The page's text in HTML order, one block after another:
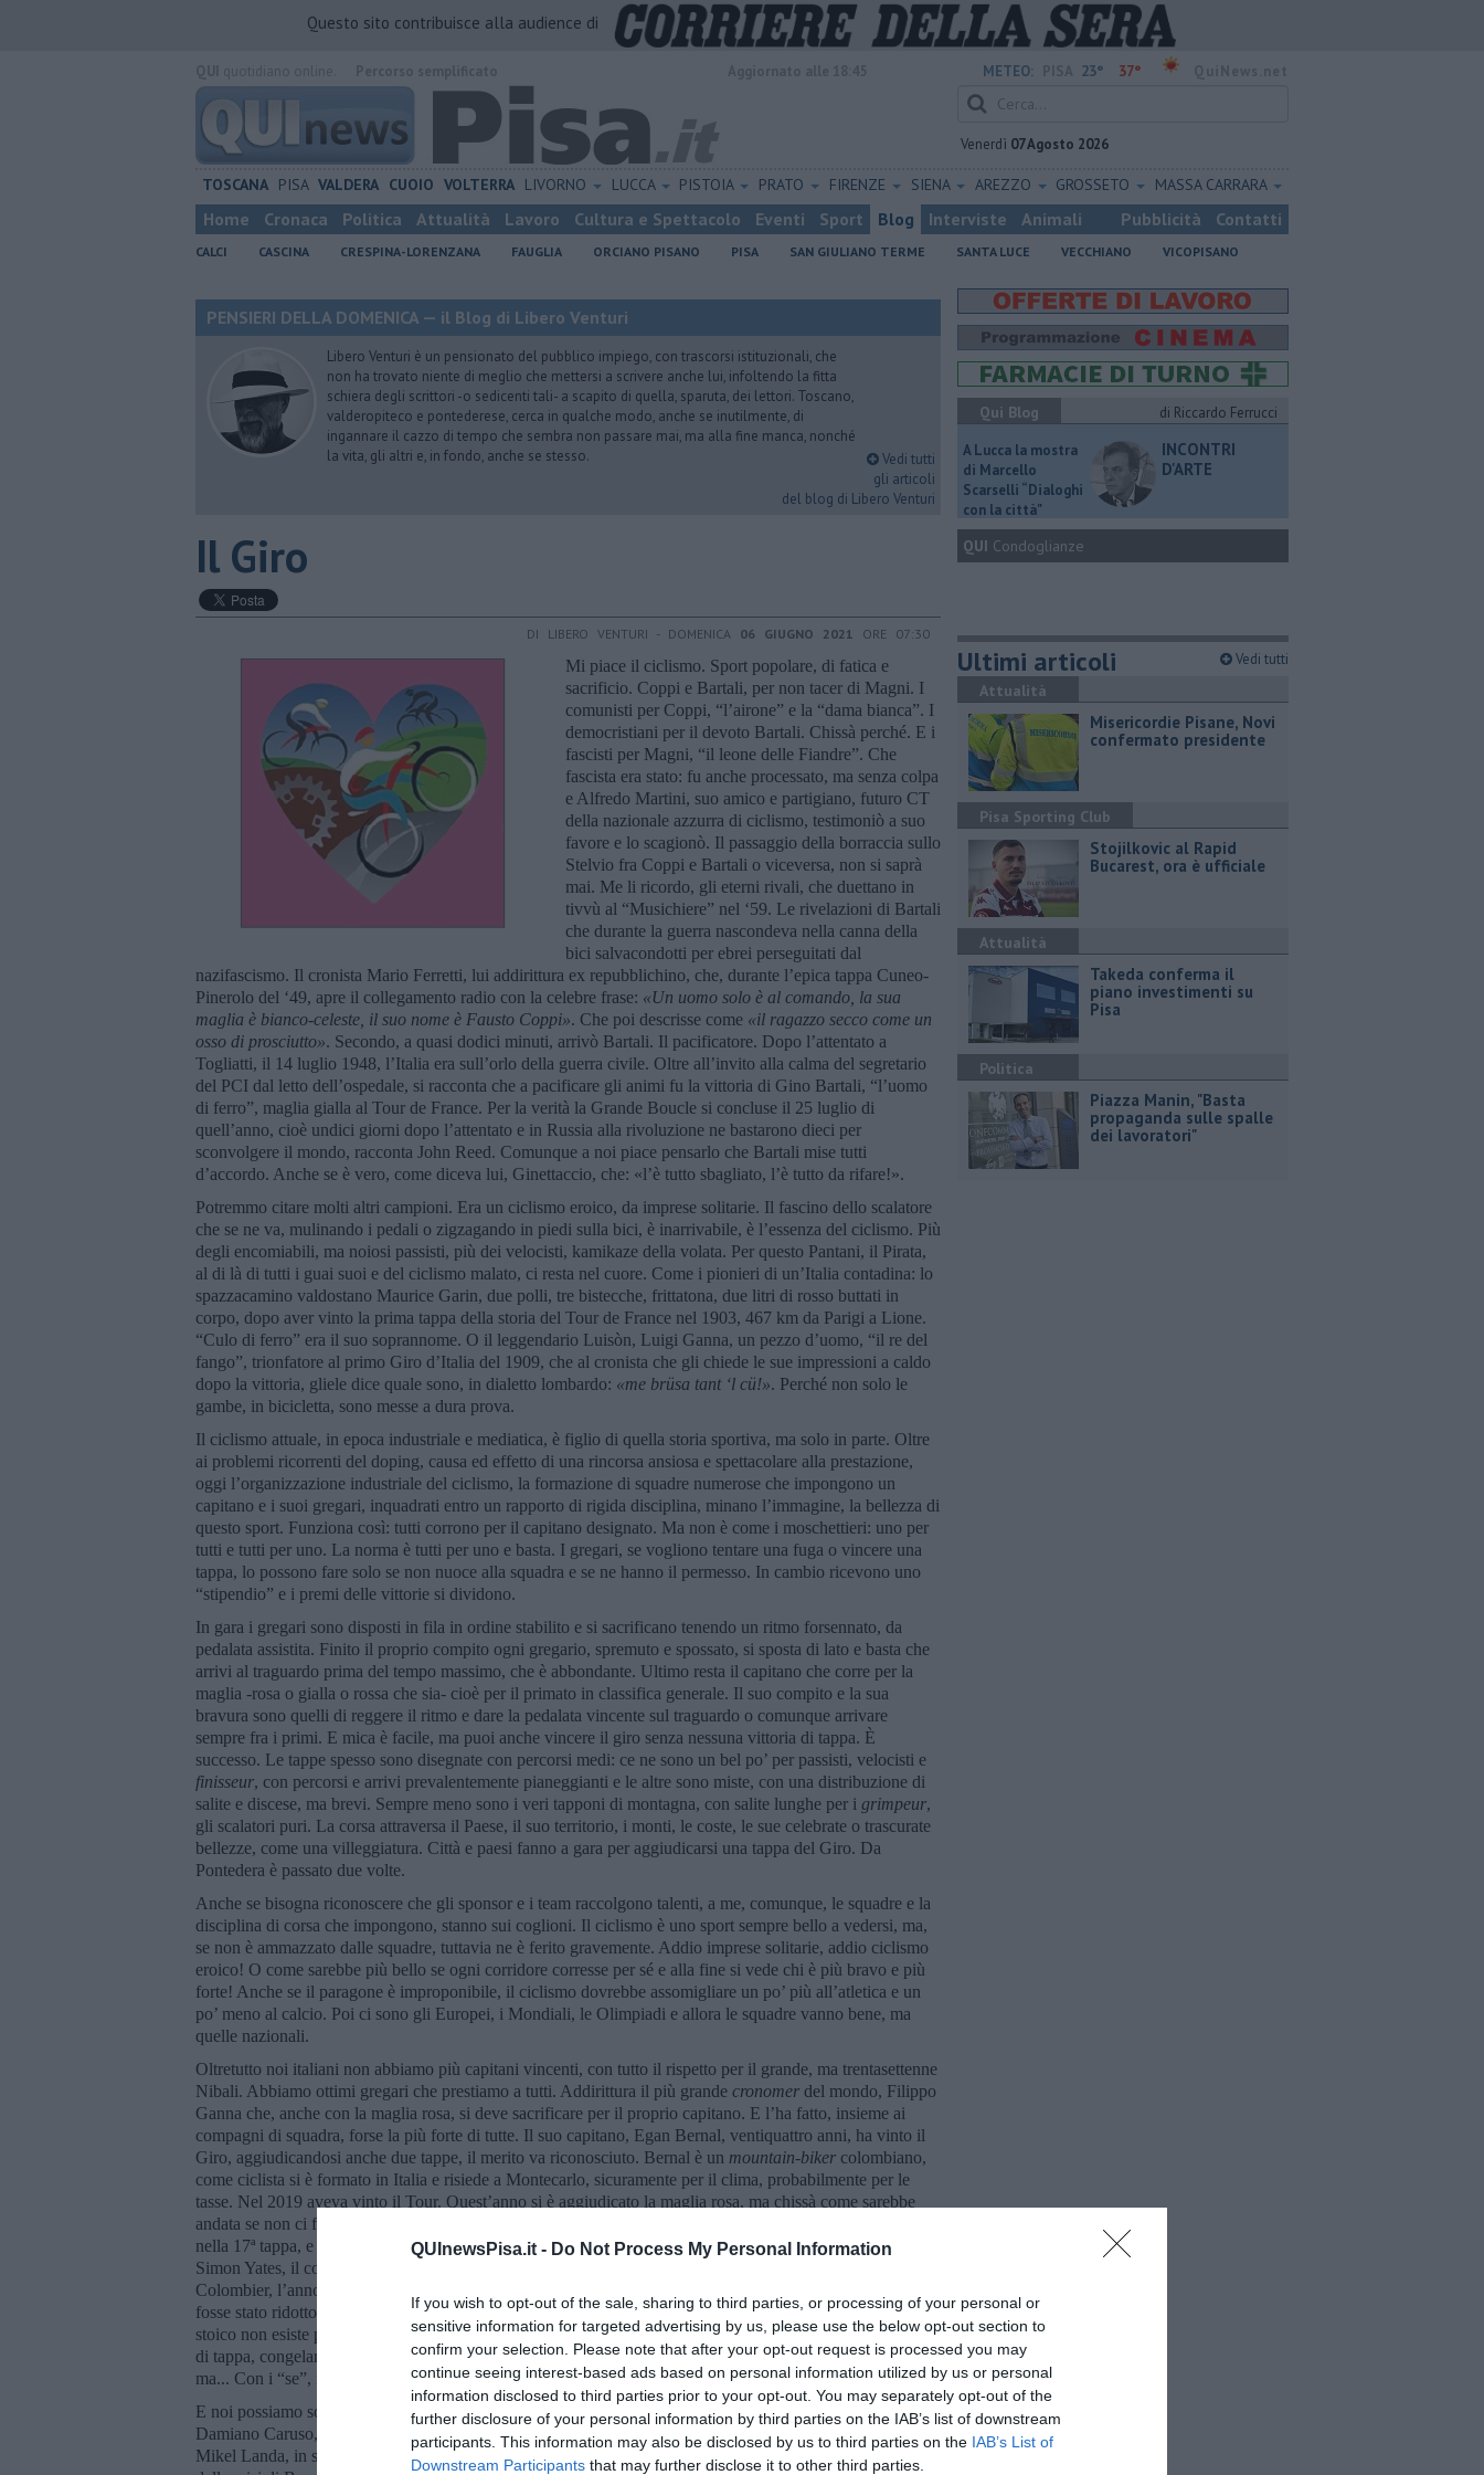
QUInewsPisa.it - Do Not Process My Personal Information
If you wish to opt-out of the sale, sharing to third parties, or processing of your personal or
sensitive information for targeted advertising by us, please use the below opt-out section to
confirm your selection. Please note that after your opt-out request is processed you may
continue seeing interest-based ads based on personal information utilized by us or personal
information disclosed to third parties prior to your opt-out. You may separately opt-out of the
further disclosure of your personal information by third parties on the IAB’s list of downstream
participants. This information may also be disclosed by us to third parties on the IAB’s List of
Downstream Participants that may further disclose it to other third parties.
Questo sito contribuisce alla audience di
METEO: 23° 37°
Venerdì 07 Agosto 2026
TOSCANA PISA VALDERA CUOIO VOLTERRA LIVORNO LUCCA PISTOIA PRATO FIRENZE SIENA AREZZO GROSSETO MASSA CARRARA
Home Cronaca Politica Attualità Lavoro Cultura e Spettacolo Eventi Sport Blog Interviste Animali Pubblicità Contatti
CALCI CASCINA CRESPINA-LORENZANA FAUGLIA ORCIANO PISANO PISA SAN GIULIANO TERME SANTA LUCE VECCHIANO VICOPISANO
PENSIERI DELLA DOMENICA — il Blog di Libero Venturi
Libero Venturi è un pensionato del pubblico impiego, con trascorsi istituzionali, che
non ha trovato niente di meglio che mettersi a scrivere anche lui, infoltendo la fitta
schiera degli scrittori -o sedicenti tali- a scapito di quella, sparuta, dei lettori. Toscano,
valderopiteco e pontederese, cerca in qualche modo, anche se inutilmente, di
ingannare il cazzo di tempo che sembra non passare mai, ma alla fine manca, nonché
la vita, gli altri e, in fondo, anche se stesso.
Vedi tutti
gli articoli
del blog di Libero Venturi
​Il Giro
DI LIBERO VENTURI - DOMENICA 06 GIUGNO 2021 ORE 07:30
Mi piace il ciclismo. Sport popolare, di fatica e
sacrificio. Coppi e Bartali, per non tacer di Magni. I
comunisti per Coppi, “l’airone” e la “dama bianca”. I
democristiani per il devoto Bartali. Chissà perché. E i
fascisti per Magni, “il leone delle Fiandre”. Che
fascista era stato: fu anche processato, ma senza colpa
e Alfredo Martini, suo amico e partigiano, futuro CT
della nazionale azzurra di ciclismo, testimoniò a suo
favore e lo scagionò. Il passaggio della borraccia sullo
Stelvio fra Coppi e Bartali o viceversa, non si saprà
mai. Me li ricordo, gli eterni rivali, che duettano in
tivvù al “Musichiere” nel ‘59. Le rivelazioni di Bartali
che durante la guerra nascondeva nella canna della
bici salvacondotti per ebrei perseguitati dal
nazifascismo. Il cronista Mario Ferretti, lui addirittura ex repubblichino, che, durante l’epica tappa Cuneo-
Pinerolo del ‘49, apre il collegamento radio con la celebre frase: «Un uomo solo è al comando, la sua
maglia è bianco-celeste, il suo nome è Fausto Coppi». Che poi descrisse come «il ragazzo secco come un
osso di prosciutto». Secondo, a quasi dodici minuti, arrivò Bartali. Il pacificatore. Dopo l’attentato a
Togliatti, il 14 luglio 1948, l’Italia era sull’orlo della guerra civile. Oltre all’invito alla calma del segretario
del PCI dal letto dell’ospedale, si racconta che a pacificare gli animi fu la vittoria di Gino Bartali, “l’uomo
di ferro”, maglia gialla al Tour de France. Per la verità la Grande Boucle si concluse il 25 luglio di
quell’anno, cioè undici giorni dopo l’attentato e in Russia alla rivoluzione ne bastarono dieci per
sconvolgere il mondo, racconta John Reed. Comunque a noi piace pensarlo che Bartali mise tutti
d’accordo. Anche se è vero, come diceva lui, Ginettaccio, che: «l’è tutto sbagliato, l’è tutto da rifare!».
Potremmo citare molti altri campioni. Era un ciclismo eroico, da imprese solitarie. Il fascino dello scalatore
che se ne va, mulinando i pedali o zigzagando in piedi sulla bici, è inarrivabile, è l’essenza del ciclismo. Più
degli encomiabili, ma noiosi passisti, più dei velocisti, kamikaze della volata. Per questo Pantani, il Pirata,
al di là di tutti i guai suoi e del ciclismo malato, ci resta nel cuore. Come i pionieri di un’Italia contadina: lo
spazzacamino valdostano Maurice Garin, due polli, tre bistecche, frittatona, due litri di rosso buttati in
corpo, dopo aver vinto la prima tappa della storia del Tour de France nel 1903, 467 km da Parigi a Lione.
“Culo di ferro” era il suo soprannome. O il leggendario Luisòn, Luigi Ganna, un pezzo d’uomo, “il re del
fango”, trionfatore al primo Giro d’Italia del 1909, che al cronista che gli chiede le sue impressioni a caldo
dopo la vittoria, gliele dice quale sono, in dialetto lombardo: «me brüsa tant ‘l cü!». Perché non solo le
gambe, in bicicletta, sono messe a dura prova.
Il ciclismo attuale, in epoca industriale e mediatica, è figlio di quella storia sportiva, ma solo in parte. Oltre
ai problemi ricorrenti del doping, causa ed effetto di una rincorsa ansiosa e spettacolare alla prestazione,
oggi l’organizzazione industriale del ciclismo, la formazione di squadre numerose che impongono un
capitano e i suoi gregari, inquadrati entro un rapporto di rigida disciplina, minano l’immagine, la bellezza di
questo sport. Funziona così: tutti corrono per il capitano designato. Ma non è come i moschettieri: uno per
tutti e tutti per uno. La norma è tutti per uno e basta. I gregari, se vogliono tentare una fuga o vincere una
tappa, lo possono fare solo se non nuoce alla squadra e se ne hanno il permesso. In cambio ricevono uno
“stipendio” e i premi delle vittorie si dividono.
In gara i gregari sono disposti in fila in ordine stabilito e si sacrificano tenendo un ritmo forsennato, da
pedalata assistita. Finito il proprio compito ogni gregario, spremuto e spossato, si sposta di lato e basta che
arrivi al traguardo prima del tempo massimo, che è abbondante. Ultimo resta il capitano che corre per la
maglia -rosa o gialla o rossa che sia- cioè per il primato in classifica generale. Il suo compito e la sua
bravura sono quelli di reggere il ritmo e dare la pedalata vincente sul traguardo o comunque arrivare
sempre fra i primi. E mica è facile, ma puoi anche vincere il giro senza nessuna vittoria di tappa. È
successo. Le tappe spesso sono disegnate con percorsi medi: ce ne sono un bel po’ per passisti, velocisti e
finisseur, con percorsi e arrivi prevalentemente pianeggianti e le altre sono miste, con una distribuzione di
salite e discese, ma brevi. Sempre meno sono i veri tapponi di montagna, con salite lunghe per i grimpeur,
gli scalatori puri. La corsa attraversa il Paese, il suo territorio, i monti, le coste, le sue celebrate o trascurate
bellezze, come una villeggiatura. Città e paesi fanno a gara per aggiudicarsi una tappa del Giro. Da
Pontedera è passato due volte.
Anche se bisogna riconoscere che gli sponsor e i team raccolgono talenti, a me, comunque, le squadre e la
disciplina di corsa che impongono, stanno sui coglioni. Il ciclismo è uno sport sempre bello a vedersi, ma,
se non è ammazzato dalle squadre, tuttavia ne è ferito gravemente. Addio imprese solitarie, addio ciclismo
eroico! O come sarebbe più bello se ogni corridore corresse per sé e alla fine si vede chi è più bravo e più
forte! Anche se il paragone è improponibile, il ciclismo dovrebbe assomigliare un po’ più all’atletica e un
po’ meno al calcio. Poi ci sono gli Europei, i Mondiali, le Olimpiadi e allora le squadre vanno bene, ma
quelle nazionali.
Oltretutto noi italiani non abbiamo più capitani vincenti, con tutto il rispetto per il grande, ma trentasettenne
Nibali. Abbiamo ottimi gregari che prestiamo a tutti. Addirittura il più grande cronomer del mondo, Filippo
Ganna che, anche con la maglia rosa, si deve sacrificare per il proprio capitano. E l’ha fatto, insieme ai
compagni di squadra, forse la più forte di tutte. Il suo capitano, Egan Bernal, ventiquattro anni, ha vinto il
Giro, aggiudicandosi anche due tappe, il merito va riconosciuto. Bernal è un mountain-biker colombiano,
come ciclista si è formato in Italia e risiede a Montecarlo, sicuramente per il clima, probabilmente per le
tasse. Nel 2019 aveva vinto il Tour. Quest’anno si è aggiudicato la maglia rosa, ma chissà come sarebbe
andata se non ci fosse stato Dani Martinez, il suo ultimo, fido gregario, a spronarlo con il pugno alzato,
nella 17ª tappa, e “tirarlo” lungo la salita di Sega di Ala, quando, per stare dietro allo scatto del britannico
Simon Yates, il colombiano era andato in crisi nera. Gli era già successo al Tour sul Puy Mary e sul Grand
Colombier, l’anno scorso. E chissà come sarebbe finito il Giro di quest’anno se il tappone dolomitico non
fosse stato ridotto dall’organizzazione su richiesta dei corridori o delle squadre per il maltempo. Il ciclismo
stoico non esiste più. Anche al Tour de France vinto da Bernal, due anni fa, furono cancellati 37 km finali
di tappa, congelando la gara in cima al Col de l’Iseran, per una frana causata dal maltempo. Chissà, se,
ma... Con i “se”, i “ma” e i “chissà” non si fa storia e nemmeno sport, tantomeno il ciclismo.
E noi possiamo solo inneggiare al secondo -anche se non è poco- in classifica generale: il trentaquattrenne
Damiano Caruso, un esperto e valente gregario, libero di puntare alle vittorie dopo il ritiro del suo capitano
Mikel Landa, in seguito ad una brutta caduta nella 5ª tappa. Tanto valente che forse doveva approfittare
Qui Blog
di Riccardo Ferrucci
A Lucca la mostra
di Marcello
Scarselli “Dialoghi
con la città"
INCONTRI
D'ARTE
QUI Condoglianze
Ultimi articoli Vedi tutti
Attualità
Misericordie Pisane, Novi
confermato presidente
Pisa Sporting Club
Stojilkovic al Rapid
Bucarest, ora è ufficiale
Attualità
Takeda conferma il
piano investimenti su
Pisa
Politica
Piazza Manin, "Basta
propaganda sulle spalle
dei lavoratori"